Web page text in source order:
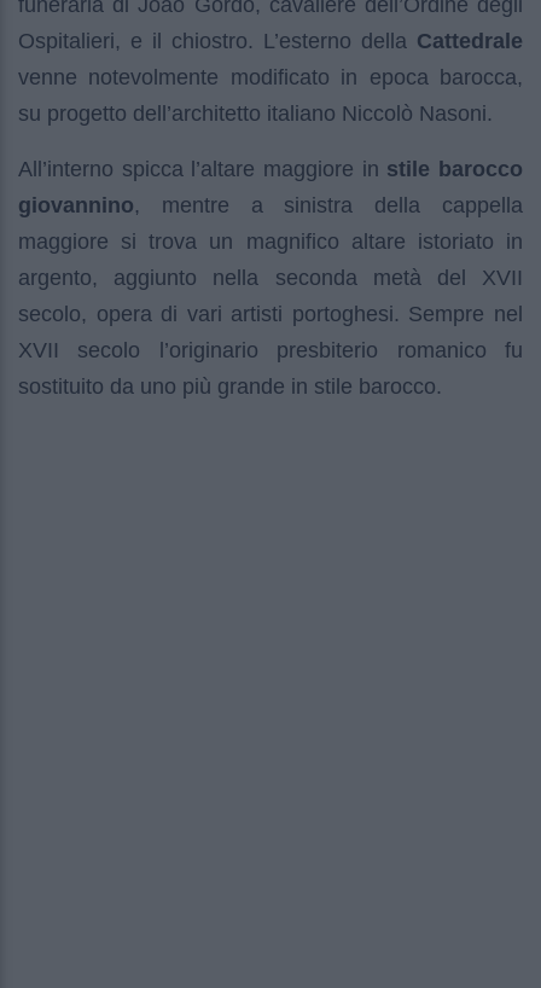
Ospitalieri, e il chiostro. L’esterno della Cattedrale
venne notevolmente modificato in epoca barocca,
su progetto dell’architetto italiano Niccolò Nasoni.
All’interno spicca l’altare maggiore in stile barocco
giovannino, mentre a sinistra della cappella
maggiore si trova un magnifico altare istoriato in
argento, aggiunto nella seconda metà del XVII
secolo, opera di vari artisti portoghesi. Sempre nel
XVII secolo l’originario presbiterio romanico fu
sostituito da uno più grande in stile barocco.